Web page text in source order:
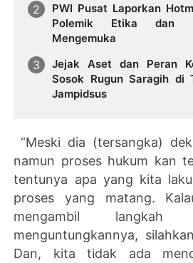
PWI Pusat Laporkan
Polemik Etika dan
Mengemuka
Jejak Aset dan Peran
Sosok Rugun Saragih di
Jampidsus
“Meski dia (tersangka)
namun proses hukum kan
tentunya apa yang kita
proses yang matang.
mengambil
menguntungkannya,
Dan, kita tidak ada